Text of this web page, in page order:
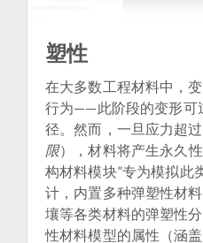
塑性
在大多数工程材料中，
行为——此阶段的变形可
径。然而，一旦应力超
限），材料将产生永久
构材料模块”专为模拟此
计，内置多种弹塑性材
壤等各类材料的弹塑性
性材料模型的属性（涵